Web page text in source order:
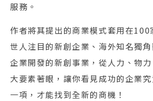
服務。
作者將其提出的商業模式套用在100
世人注目的新創企業、海外知名獨
企業開發的新創事業，從人力、物
大要素著眼，讓你看見成功的企業
一項，才能找到全新的商機！